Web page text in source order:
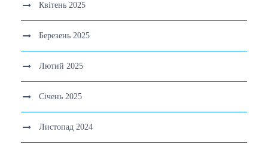
Квітень 2025
Березень 2025
Лютий 2025
Січень 2025
Листопад 2024